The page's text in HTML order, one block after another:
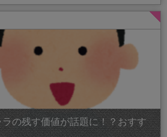
の残す価値が話題に！？おすす